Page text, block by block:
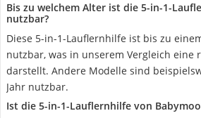
Bis zu welchem Alter ist die 5-in-1-
nutzbar?
Diese 5-in-1-Lauflernhilfe ist bis zu
nutzbar, was in unserem Vergleich eine
darstellt. Andere Modelle sind
Jahr nutzbar.
Ist die 5-in-1-Lauflernhilfe von